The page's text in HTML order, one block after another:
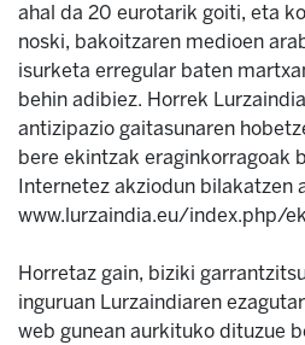
ahal da 20 eurotarik goiti, eta
noski, bakoitzaren medioen
isurketa erregular baten
behin adibiez. Horrek
antizipazio gaitasunaren
bere ekintzak eraginkorragoak
Internetez akziodun bilakatzen
www.lurzaindia.eu/index.php/
Horretaz gain, biziki
inguruan Lurzaindiaren
web gunean aurkituko dituzue